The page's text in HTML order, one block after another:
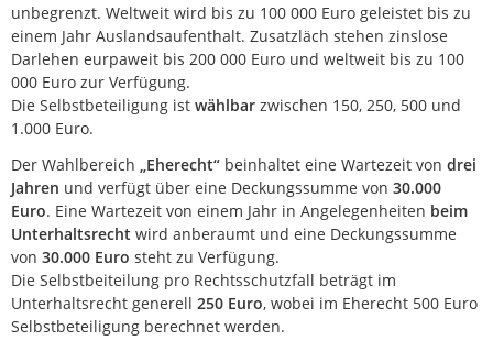
unbegrenzt. Weltweit wird bis zu 100 000 Euro geleistet bis zu
einem Jahr Auslandsaufenthalt. Zusatzläch stehen zinslose
Darlehen eurpaweit bis 200 000 Euro und weltweit bis zu 100
000 Euro zur Verfügung.
Die Selbstbeteiligung ist wählbar zwischen 150, 250, 500 und
1.000 Euro.
Der Wahlbereich „Eherecht“ beinhaltet eine Wartezeit von drei
Jahren und verfügt über eine Deckungssumme von 30.000
Euro. Eine Wartezeit von einem Jahr in Angelegenheiten beim
Unterhaltsrecht wird anberaumt und eine Deckungssumme
von 30.000 Euro steht zu Verfügung.
Die Selbstbeiteilung pro Rechtsschutzfall beträgt im
Unterhaltsrecht generell 250 Euro, wobei im Eherecht 500 Euro
Selbstbeteiligung berechnet werden.